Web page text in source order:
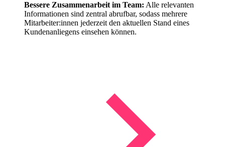
Bessere Zusammenarbeit im Team: Alle relevanten
Informationen sind zentral abrufbar, sodass mehrere
Mitarbeiter:innen jederzeit den aktuellen Stand eines
Kundenanliegens einsehen können.